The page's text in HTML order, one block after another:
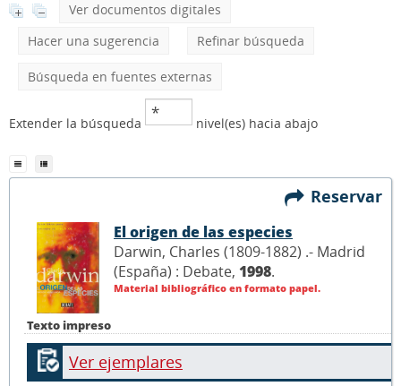
Ver documentos digitales
Hacer una sugerencia
Refinar búsqueda
Búsqueda en fuentes externas
Extender la búsqueda nivel(es) hacia abajo
Reservar
Texto impreso
El origen de las especies
Darwin, Charles (1809-1882) .- Madrid
(España) : Debate, 1998.
Material bibliográfico en formato papel.
Ver ejemplares